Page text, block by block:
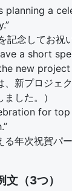
planning a
記念してお祝
a short
new project
、新プロジェ
した。）
for
る年次祝賀パ
（3つ）